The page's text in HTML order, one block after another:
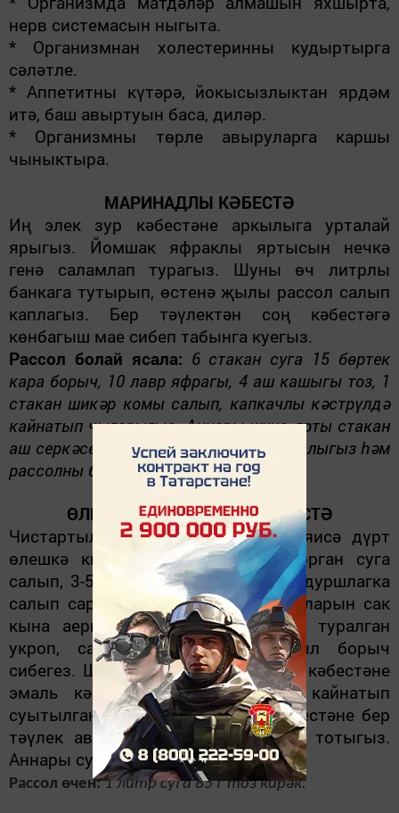
нерв системасын ныгыта.
* Организмнан холестеринны кудыртырга
сәләтле.
* Аппетитны күтәрә, йокысызлыктан ярдәм
итә, баш авыртуын баса, диләр.
* Организмны төрле авыруларга каршы
чыныктыра.
МАРИНАДЛЫ КӘБЕСТӘ
Иң элек зур кәбестәне аркылыга урталай
ярыгыз. Йомшак яфраклы яртысын нечкә
генә саламлап турагыз. Шуны өч литрлы
банкага тутырып, өстенә җылы рассол салып
каплагыз. Бер тәүлектән соң кәбестәгә
көнбагыш мае сибеп табынга куегыз.
Рассол болай ясала: 6 стакан суга 15 бөртек
кара борыч, 10 лавр яфрагы, 4 аш кашыгы тоз, 1
стакан шикәр комы салып, капкачлы кәстрүлдә
кайнатып чыгарыгыз. Аннары шуңа ярты стакан
аш серкәсе кушып, яңадан кайнатып алыгыз һәм
рассолны бераз суытыгыз.
ӨЛЕШЛӘП ТОЗЛАНГАН КӘБЕСТӘ
Чистартылган кәбестәне урталай яисә дүрт
өлешкә кисегез. Шуны кайнап торган суга
салып, 3-5 минут кайнатыгыз һәм дуршлагка
салып саркытыгыз. Кәбестә яфракларын сак
кына аергалап, һәрберсе арасына туралган
укроп, сарымсак, кузаклы кызыл борыч
сибегез. Шул рәвешле тутырылган кәбестәне
эмаль кәстрүлгә салып, өстенә кайнатып
суытылган тозлы су салыгыз. Кәбестәне бер
тәүлек авыр гер белән бастырып тотыгыз.
Аннары суыкка куегыз.
Рассол өчен: 1 литр суга 85 г тоз кирәк.